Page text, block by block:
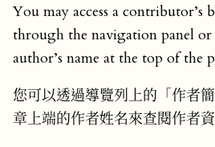
You may access a contributor’s
through the navigation panel
author’s name at the top of the
您可以透過導覽列上的「作者
章上端的作者姓名來查閱作者資